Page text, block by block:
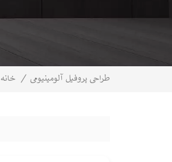
خانه / طراحی پروفیل آلومینیومی